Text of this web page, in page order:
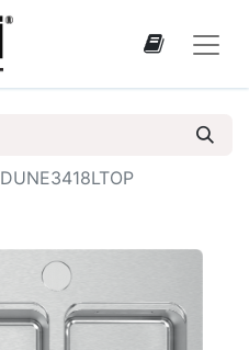
DUNE3418LTOP